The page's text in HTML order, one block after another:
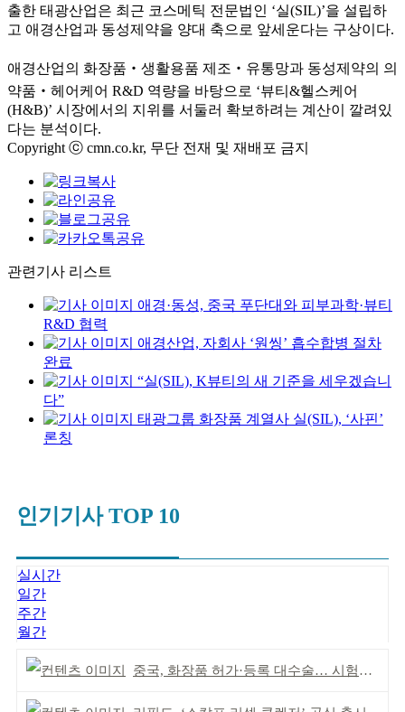
출한 태광산업은 최근 코스메틱 전문법인 ‘실(SIL)’을 설립하
고 애경산업과 동성제약을 양대 축으로 앞세운다는 구상이다.
애경산업의 화장품‧생활용품 제조‧유통망과 동성제약의 의
약품‧헤어케어 R&D 역량을 바탕으로 ‘뷰티&헬스케어
(H&B)’ 시장에서의 지위를 서둘러 확보하려는 계산이 깔려있
다는 분석이다.
Copyright ⓒ cmn.co.kr, 무단 전재 및 재배포 금지
관련기사 리스트
애경·동성, 중국 푸단대와 피부과학·뷰티
R&D 협력
애경산업, 자회사 ‘원씽’ 흡수합병 절차
완료
“실(SIL), K뷰티의 새 기준을 세우겠습니
다”
태광그룹 화장품 계열사 실(SIL), ‘사핀’
론칭
인기기사 TOP 10
실시간
일간
주간
월간
중국, 화장품 허가·등록 대수술… 시험자료 공용 허용